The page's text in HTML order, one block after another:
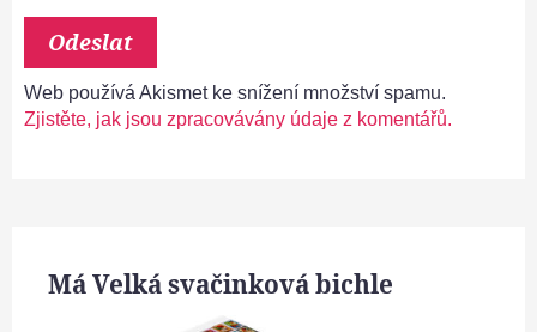
Web používá Akismet ke snížení množství spamu.
Zjistěte, jak jsou zpracovávány údaje z komentářů.
Má Velká svačinková bichle